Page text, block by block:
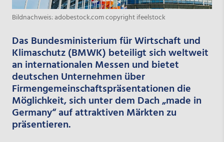
Bildnachweis: adobestock.com copyright ifeelstock
Das Bundesministerium für Wirtschaft und
Klimaschutz (BMWK) beteiligt sich weltweit
an internationalen Messen und bietet
deutschen Unternehmen über
Firmengemeinschaftspräsentationen die
Möglichkeit, sich unter dem Dach „made in
Germany“ auf attraktiven Märkten zu
präsentieren.